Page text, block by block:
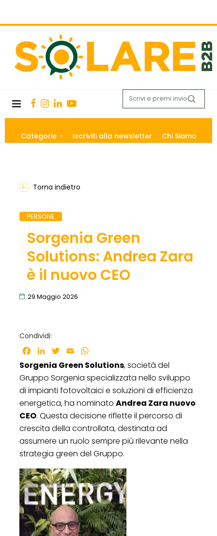
Categorie Iscriviti alla newsletter Chi Siamo
Torna indietro
PERSONE
Sorgenia Green
Solutions: Andrea Zara
è il nuovo CEO
29 Maggio 2026
Condividi:
Facebook
LinkedInTwitter
Email
Sorgenia Green Solutions, società del
Gruppo Sorgenia specializzata nello sviluppo
di impianti fotovoltaici e soluzioni di efficienza
energetica, ha nominato Andrea Zara nuovo
CEO. Questa decisione riflette il percorso di
crescita della controllata, destinata ad
assumere un ruolo sempre più rilevante nella
strategia green del Gruppo.